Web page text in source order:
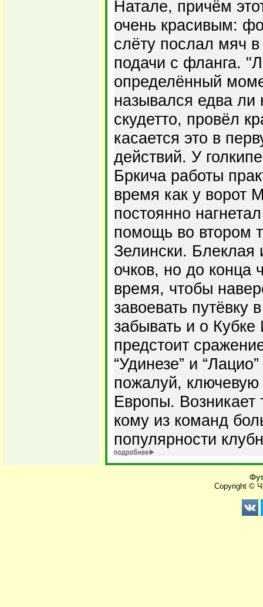
Натале, причём
очень красивым:
слёту послал мяч
подачи с фланга.
определённый
назывался едва ли
скудетто, провёл
касается это в
действий. У
Бркича работы
время как у ворот
постоянно
помощь во втором
Зелински. Блеклая
очков, но до конца
время, чтобы
завоевать
забывать и о
предстоит
“Удинезе” и
пожалуй, ключевую
Европы. Возникает
кому из команд
популярности
Copyright ©